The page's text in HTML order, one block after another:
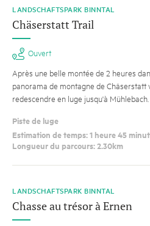
LANDSCHAFTSPARK BINNTAL
Chäserstatt Trail
Ouvert
Après une belle montée de 2 heures
panorama de montagne de Chäserstatt
redescendre en luge jusqu'à Mühlebach.
Piste de luge
Estimation de temps: 1 heure 45
Longueur du parcours: 2.30km
LANDSCHAFTSPARK BINNTAL
Chasse au trésor à Ernen